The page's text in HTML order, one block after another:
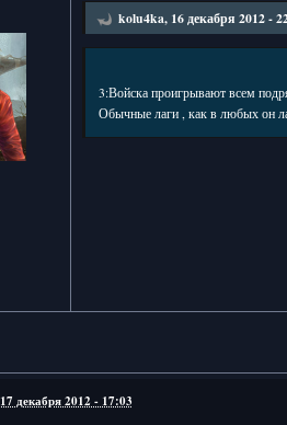
kolu4ka, 16 декабря 2012 -
3:Войска проигрывают всем
Обычные лаги , как в любых он
17 декабря 2012 - 17:03